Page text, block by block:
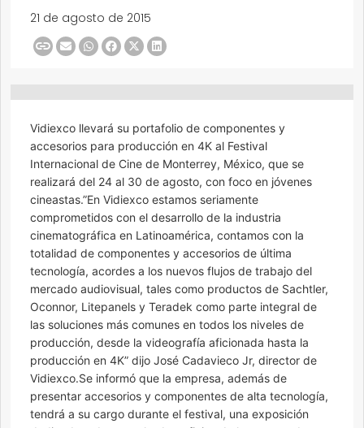
21 de agosto de 2015
Vidiexco llevará su portafolio de componentes y
accesorios para producción en 4K al Festival
Internacional de Cine de Monterrey, México, que se
realizará del 24 al 30 de agosto, con foco en jóvenes
cineastas.”En Vidiexco estamos seriamente
comprometidos con el desarrollo de la industria
cinematográfica en Latinoamérica, contamos con la
totalidad de componentes y accesorios de última
tecnología, acordes a los nuevos flujos de trabajo del
mercado audiovisual, tales como productos de Sachtler,
Oconnor, Litepanels y Teradek como parte integral de
las soluciones más comunes en todos los niveles de
producción, desde la videografía aficionada hasta la
producción en 4K” dijo José Cadavieco Jr, director de
Vidiexco.Se informó que la empresa, además de
presentar accesorios y componentes de alta tecnología,
tendrá a su cargo durante el festival, una exposición